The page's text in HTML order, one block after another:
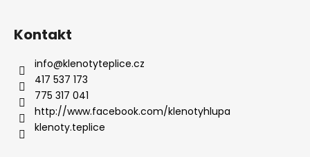
Kontakt
info@klenotyteplice.cz
417 537 173
775 317 041
http://www.facebook.com/klenotyhlupa
klenoty.teplice